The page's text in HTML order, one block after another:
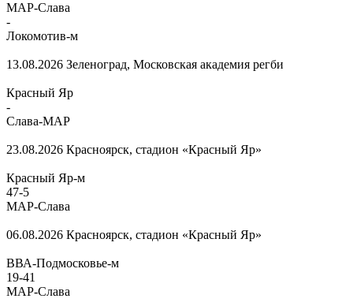
МАР-Слава
-
Локомотив-м
13.08.2026 Зеленоград, Московская академия регби
Красный Яр
-
Слава-МАР
23.08.2026 Красноярск, стадион «Красный Яр»
Красный Яр-м
47-5
МАР-Слава
06.08.2026 Красноярск, стадион «Красный Яр»
ВВА-Подмосковье-м
19-41
МАР-Слава